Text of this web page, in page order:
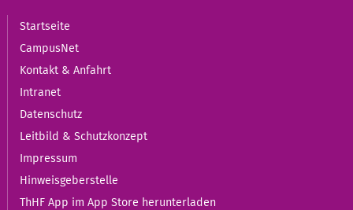
Startseite
CampusNet
Kontakt & Anfahrt
Intranet
Datenschutz
Leitbild & Schutzkonzept
Impressum
Hinweisgeberstelle
ThHF App im App Store herunterladen